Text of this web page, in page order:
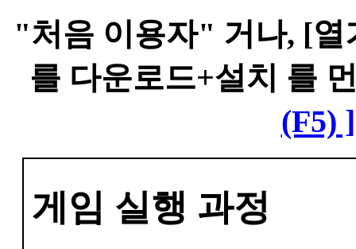
"처음 이용자" 거나, [
를 다운로드+설치 를
(F5) ]
게임 실행 과정